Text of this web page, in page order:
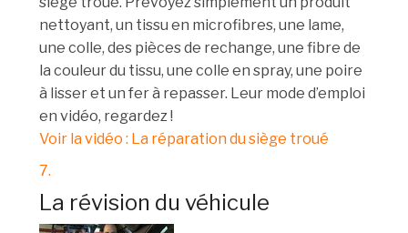
nettoyant, un tissu en microfibres, une lame,
une colle, des pièces de rechange, une fibre de
la couleur du tissu, une colle en spray, une poire
à lisser et un fer à repasser. Leur mode d’emploi
en vidéo, regardez !
Voir la vidéo : La réparation du siège troué
7.
La révision du véhicule